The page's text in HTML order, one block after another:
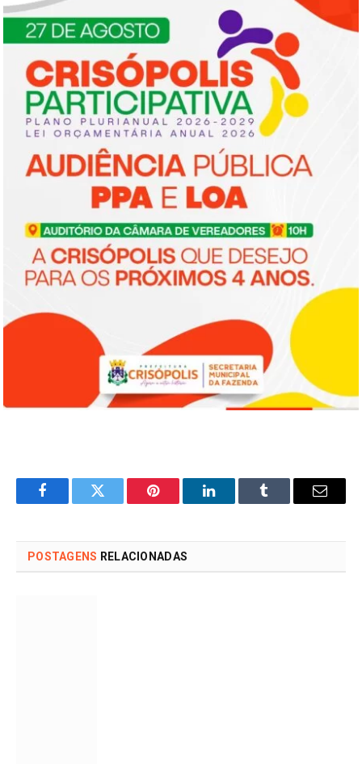
FacebookTwitter Pinterest LinkedInTumblr Email
POSTAGENS RELACIONADAS